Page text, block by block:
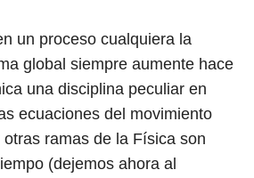
un proceso cualquiera la
global siempre aumente hace
una disciplina peculiar en
ecuaciones del movimiento
ramas de la Física son
(dejemos ahora al